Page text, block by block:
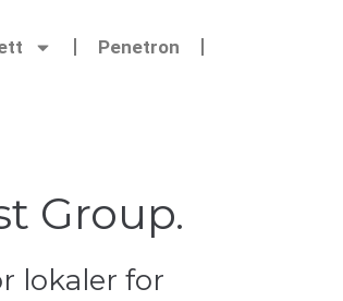
Penetron
Group.
lokaler for